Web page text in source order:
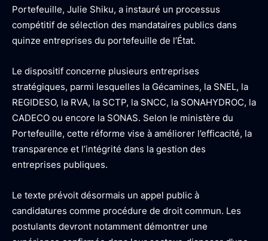
Portefeuille, Julie Shiku, a instauré un processus
compétitif de sélection des mandataires publics dans
quinze entreprises du portefeuille de l’État.
Le dispositif concerne plusieurs entreprises
stratégiques, parmi lesquelles la Gécamines, la SNEL, la
REGIDESO, la RVA, la SCTP, la SNCC, la SONAHYDROC, la
CADECO ou encore la SONAS. Selon le ministère du
Portefeuille, cette réforme vise à améliorer l’efficacité, la
transparence et l’intégrité dans la gestion des
entreprises publiques.
Le texte prévoit désormais un appel public à
candidatures comme procédure de droit commun. Les
postulants devront notamment démontrer une